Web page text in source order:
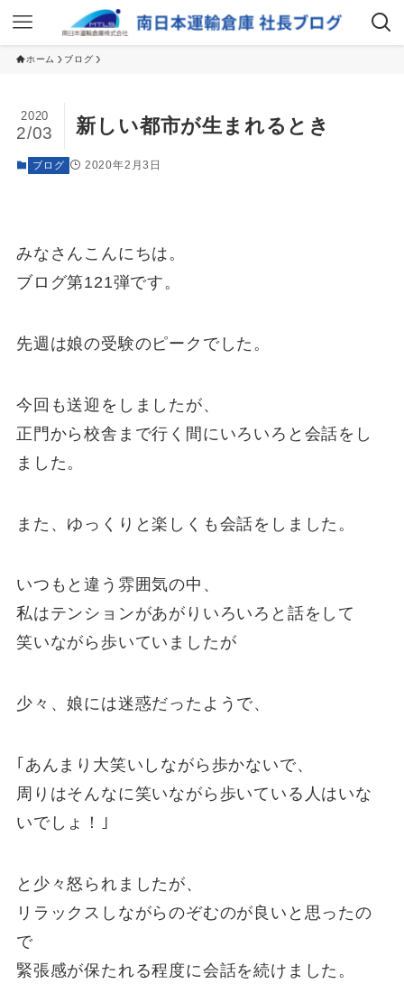
ホーム ブログ
新しい都市が生まれるとき
2020
2/03
ブログ 2020年2月3日
みなさんこんにちは。
ブログ第121弾です。
先週は娘の受験のピークでした。
今回も送迎をしましたが、
正門から校舎まで行く間にいろいろと会話をし
ました。
また、ゆっくりと楽しくも会話をしました。
いつもと違う雰囲気の中、
私はテンションがあがりいろいろと話をして
笑いながら歩いていましたが
少々、娘には迷惑だったようで、
｢あんまり大笑いしながら歩かないで、
周りはそんなに笑いながら歩いている人はいな
いでしょ！｣
と少々怒られましたが、
リラックスしながらのぞむのが良いと思ったの
で
緊張感が保たれる程度に会話を続けました。